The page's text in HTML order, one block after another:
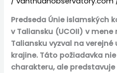
Predseda Únie islamských
v Taliansku (UCOII) v
Taliansku vyzval na
krajine. Táto požiadavka
charakteru, ale